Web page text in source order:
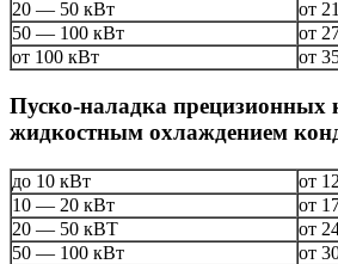
20 — 50 кВт
от
50 — 100 кВт
от
от 100 кВт
от
Пуско-наладка прецизионных
жидкостным охлаждением
до 10 кВт
от
10 — 20 кВт
от
20 — 50 кВТ
от
50 — 100 кВт
от